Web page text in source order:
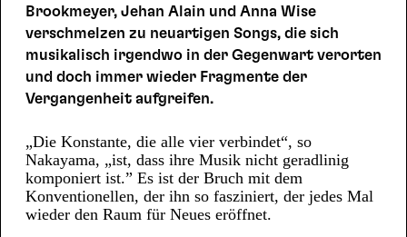
Brookmeyer, Jehan Alain und Anna Wise
verschmelzen zu neuartigen Songs, die sich
musikalisch irgendwo in der Gegenwart verorten
und doch immer wieder Fragmente der
Vergangenheit aufgreifen.
„Die Konstante, die alle vier verbindet“, so
Nakayama, „ist, dass ihre Musik nicht geradlinig
komponiert ist.” Es ist der Bruch mit dem
Konventionellen, der ihn so fasziniert, der jedes Mal
wieder den Raum für Neues eröffnet.